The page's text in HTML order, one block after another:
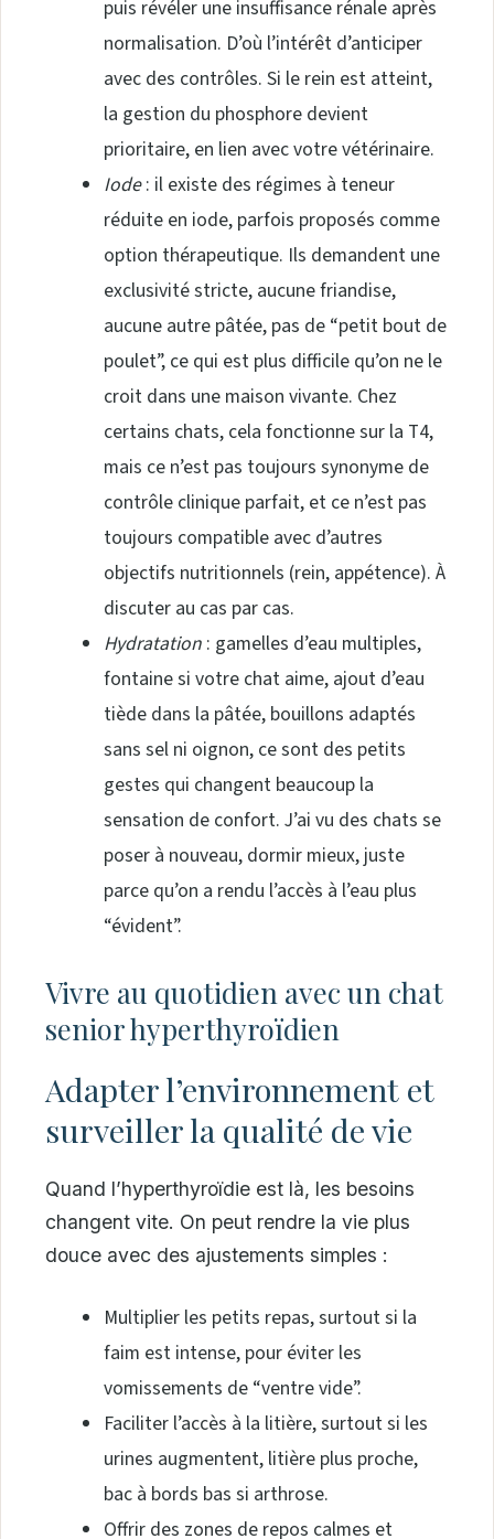
puis révéler une insuffisance rénale après
normalisation. D’où l’intérêt d’anticiper
avec des contrôles. Si le rein est atteint,
la gestion du phosphore devient
prioritaire, en lien avec votre vétérinaire.
Iode: il existe des régimes à teneur
réduite en iode, parfois proposés comme
option thérapeutique. Ils demandent une
exclusivité stricte, aucune friandise,
aucune autre pâtée, pas de “petit bout de
poulet”, ce qui est plus difficile qu’on ne le
croit dans une maison vivante. Chez
certains chats, cela fonctionne sur la T4,
mais ce n’est pas toujours synonyme de
contrôle clinique parfait, et ce n’est pas
toujours compatible avec d’autres
objectifs nutritionnels (rein, appétence). À
discuter au cas par cas.
Hydratation: gamelles d’eau multiples,
fontaine si votre chat aime, ajout d’eau
tiède dans la pâtée, bouillons adaptés
sans sel ni oignon, ce sont des petits
gestes qui changent beaucoup la
sensation de confort. J’ai vu des chats se
poser à nouveau, dormir mieux, juste
parce qu’on a rendu l’accès à l’eau plus
“évident”.
Vivre au quotidien avec un chat
senior hyperthyroïdien
Adapter l’environnement et
surveiller la qualité de vie
Quand l’hyperthyroïdie est là, les besoins
changent vite. On peut rendre la vie plus
douce avec des ajustements simples :
Multiplier les petits repas, surtout si la
faim est intense, pour éviter les
vomissements de “ventre vide”.
Faciliter l’accès à la litière, surtout si les
urines augmentent, litière plus proche,
bac à bords bas si arthrose.
Offrir des zones de repos calmes et